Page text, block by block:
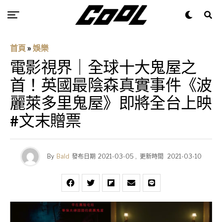
首頁 » 娛樂
電影視界｜全球十大鬼屋之
首！英國最陰森真實事件《波
麗萊多里鬼屋》即將全台上映
#文末贈票
By Bald 發布日期 2021-03-05 , 更新時間 2021-03-10